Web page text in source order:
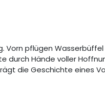
Vorn pflügen
Hände voller
die Geschichte eines